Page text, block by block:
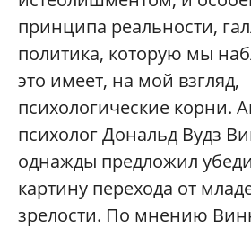
принципа реальности,
политика, которую мы
это имеет, на мой взгляд,
психологические корни.
психолог Дональд Вудз
однажды предложил
картину перехода от
зрелости. По мнению